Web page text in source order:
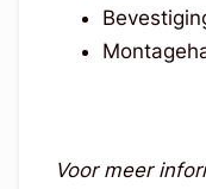
Voor meer